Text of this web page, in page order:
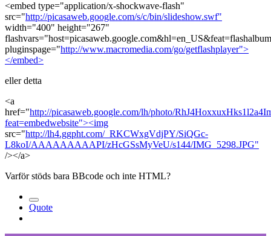
<embed type="application/x-shockwave-flash"
src="http://picasaweb.google.com/s/c/bin/slideshow.swf"
width="400" height="267"
pluginspage="http://www.macromedia.com/go/getflashplayer">
</embed>
eller detta
<a
href="http://picasaweb.google.com/lh/photo/
feat=embedwebsite"><img
src="http://lh4.ggpht.com/_RKCWxgVdjPY/SiQGc-
L8koI/AAAAAAAAAPI/zHcGSsMyVeU/s144/IMG_5298.JPG"
/></a>
Varför stöds bara BBcode och inte HTML?
Quote